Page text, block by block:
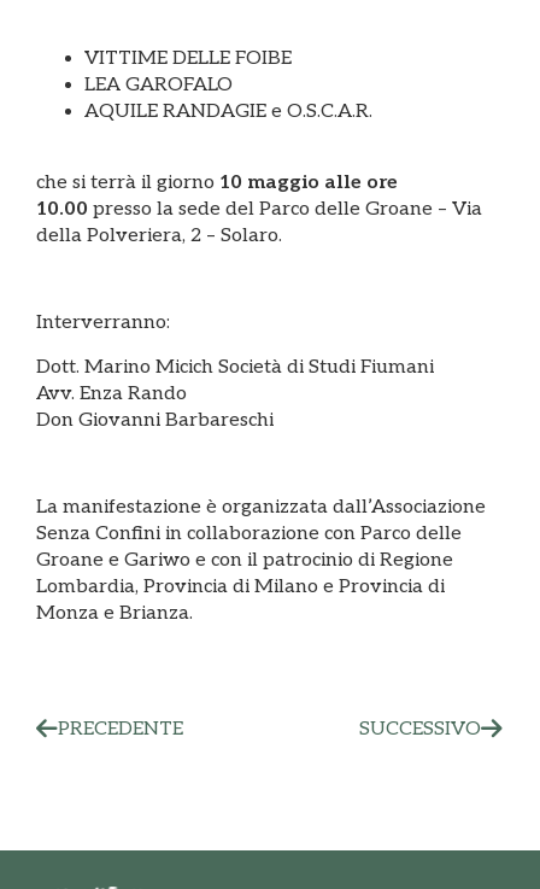
VITTIME DELLE FOIBE
LEA GAROFALO
AQUILE RANDAGIE e O.S.C.A.R.
che si terrà il giorno 10 maggio alle ore
10.00 presso la sede del Parco delle Groane – Via
della Polveriera, 2 – Solaro.
Interverranno:
Dott. Marino Micich Società di Studi Fiumani
Avv. Enza Rando
Don Giovanni Barbareschi
La manifestazione è organizzata dall’Associazione
Senza Confini in collaborazione con Parco delle
Groane e Gariwo e con il patrocinio di Regione
Lombardia, Provincia di Milano e Provincia di
Monza e Brianza.
PRECEDENTE SUCCESSIVO